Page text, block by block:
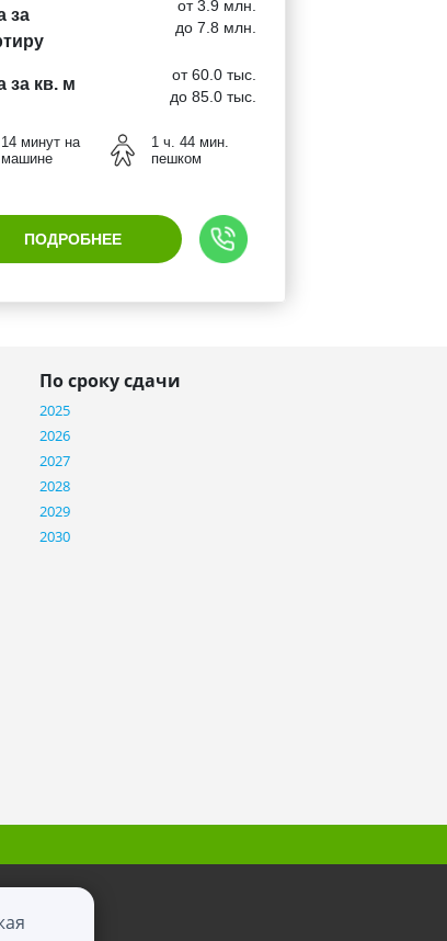
за
от 3.9 млн.
до 7.8 млн.
за кв. м
от 60.0 тыс.
до 85.0 тыс.
14 минут на
машине
1 ч. 44 мин.
пешком
ПОДРОБНЕЕ
По сроку сдачи
2025
2026
2027
2028
2029
2030